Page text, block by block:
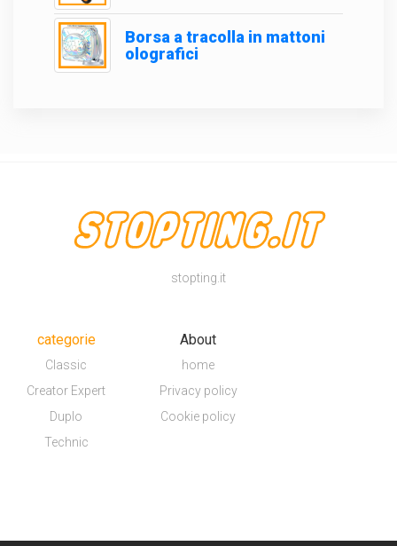
Borsa a tracolla in mattoni
olografici
stopting.it
categorie
Classic
Creator Expert
Duplo
Technic
About
home
Privacy policy
Cookie policy